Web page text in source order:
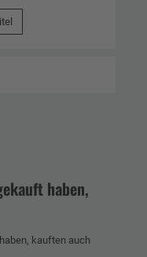
haben,
kauften auch